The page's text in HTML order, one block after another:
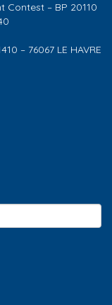
Contest – BP 20110
– 76067 LE HAVRE